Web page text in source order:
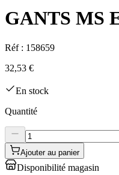
GANTS MS
Réf : 158659
32,53 €
En stock
Quantité
Ajouter au panier
Disponibilité magasin